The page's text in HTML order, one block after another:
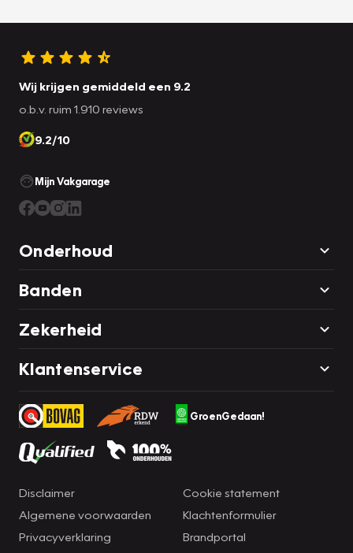
Wij krijgen gemiddeld een 9.2
o.b.v. ruim 1.910 reviews
9.2/10
Mijn Vakgarage
Onderhoud
Banden
Zekerheid
Klantenservice
GroenGedaan!
Disclaimer
Algemene voorwaarden
Privacyverklaring
Cookie statement
Klachtenformulier
Brandportal